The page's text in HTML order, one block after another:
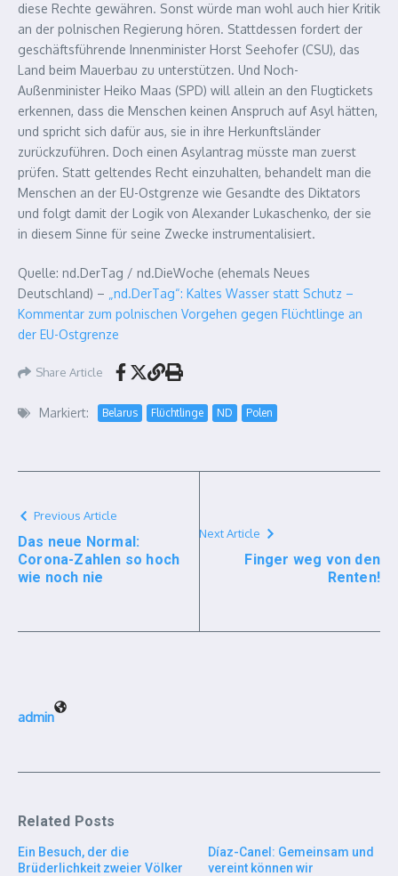
diese Rechte gewähren. Sonst würde man wohl auch hier Kritik
an der polnischen Regierung hören. Stattdessen fordert der
geschäftsführende Innenminister Horst Seehofer (CSU), das
Land beim Mauerbau zu unterstützen. Und Noch-
Außenminister Heiko Maas (SPD) will allein an den Flugtickets
erkennen, dass die Menschen keinen Anspruch auf Asyl hätten,
und spricht sich dafür aus, sie in ihre Herkunftsländer
zurückzuführen. Doch einen Asylantrag müsste man zuerst
prüfen. Statt geltendes Recht einzuhalten, behandelt man die
Menschen an der EU-Ostgrenze wie Gesandte des Diktators
und folgt damit der Logik von Alexander Lukaschenko, der sie
in diesem Sinne für seine Zwecke instrumentalisiert.
Quelle: nd.DerTag / nd.DieWoche (ehemals Neues
Deutschland) –
„nd.DerTag“: Kaltes Wasser statt Schutz –
Kommentar zum polnischen Vorgehen gegen Flüchtlinge an
der EU-Ostgrenze
Share Article
Markiert: Belarus Flüchtlinge ND Polen
Previous Article
Das neue Normal:
Corona-Zahlen so hoch
wie noch nie
Next Article
Finger weg von den
Renten!
admin
Related Posts
Ein Besuch, der die
Brüderlichkeit zweier Völker
Díaz-Canel: Gemeinsam und
vereint können wir